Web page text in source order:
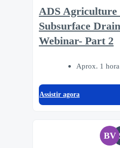
ADS Agriculture
Subsurface
Webinar- Part 2
Aprox. 1
Assistir agora
BV